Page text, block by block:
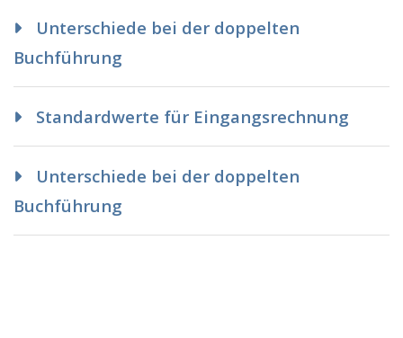
Unterschiede bei der doppelten
Buchführung
Standardwerte für Eingangsrechnung
Unterschiede bei der doppelten
Buchführung